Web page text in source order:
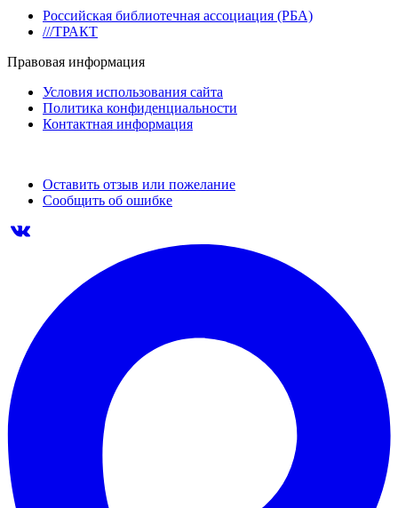
Российская библиотечная ассоциация (РБА)
///ТРАКТ
Правовая информация
Условия использования сайта
Политика конфиденциальности
Контактная информация
Оставить отзыв или пожелание
Сообщить об ошибке